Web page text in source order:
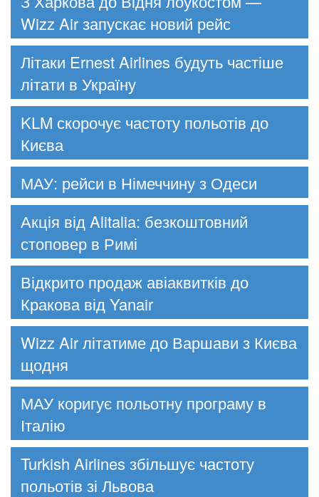
Wizz Air запускає новий рейс
Літаки Ernest Airlines будуть частіше
літати в Україну
KLM скорочує частоту польотів до
Києва
МАУ: рейси в Німеччину з Одеси
Акція від Alitalia: безкоштовний
стоповер в Римі
Відкрито продаж авіаквитків до
Кракова від Yanair
Wizz Air літатиме до Варшави з Києва
щодня
МАУ коригує польотну програму в
Італію
Turkish Airlines збільшує частоту
польотів зі Львова